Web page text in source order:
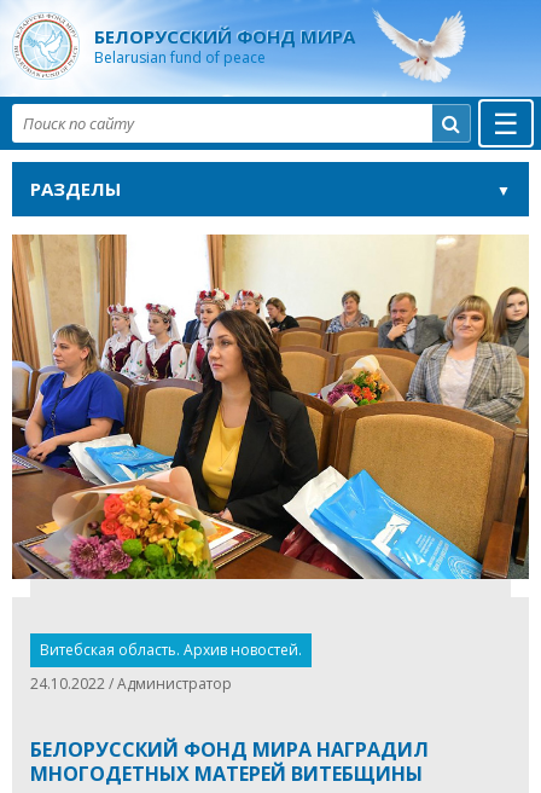
БЕЛОРУССКИЙ ФОНД МИРА
Belarusian fund of peace
☰

РАЗДЕЛЫ
Витебская область. Архив новостей.
24.10.2022 / Администратор
БЕЛОРУССКИЙ ФОНД МИРА НАГРАДИЛ
МНОГОДЕТНЫХ МАТЕРЕЙ ВИТЕБЩИНЫ